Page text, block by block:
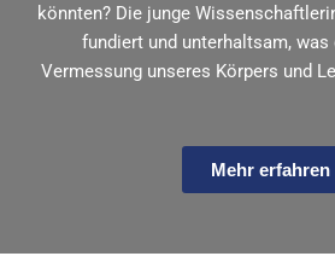
könnten? Die junge
fundiert und unterhaltsam, was
Vermessung unseres Körpers und
Mehr erfahren